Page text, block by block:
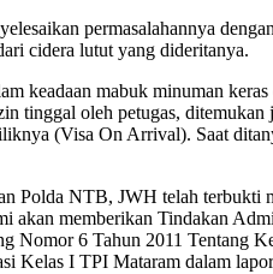
permasalahannya
cidera lutut yang dideritanya.
keadaan mabuk minuman
tinggal oleh petugas,
(Visa On Arrival). Saat
Polda NTB, JWH telah terbukti
memberikan Tindakan
Nomor 6 Tahun 2011 Tentang
Kelas I TPI Mataram dalam